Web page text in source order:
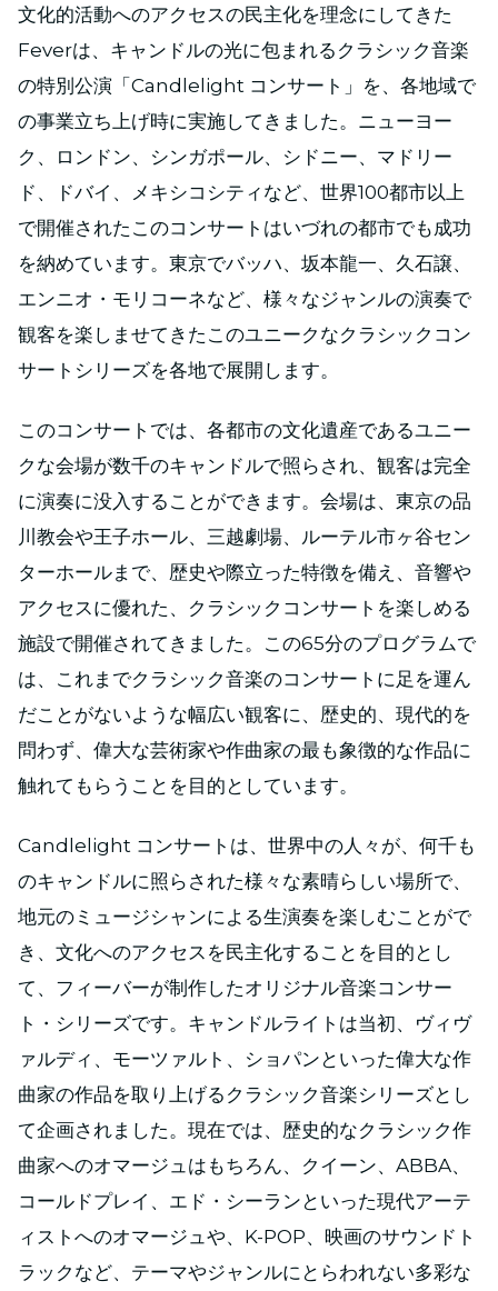
文化的活動へのアクセスの民主化を理念にしてきた
Feverは、キャンドルの光に包まれるクラシック音楽
の特別公演「Candlelight コンサート」を、各地域で
の事業立ち上げ時に実施してきました。ニューヨー
ク、ロンドン、シンガポール、シドニー、マドリー
ド、ドバイ、メキシコシティなど、世界100都市以上
で開催されたこのコンサートはいづれの都市でも成功
を納めています。東京でバッハ、坂本龍一、久石譲、
エンニオ・モリコーネなど、様々なジャンルの演奏で
観客を楽しませてきたこのユニークなクラシックコン
サートシリーズを各地で展開します。
このコンサートでは、各都市の文化遺産であるユニー
クな会場が数千のキャンドルで照らされ、観客は完全
に演奏に没入することができます。会場は、東京の品
川教会や王子ホール、三越劇場、ルーテル市ヶ谷セン
ターホールまで、歴史や際立った特徴を備え、音響や
アクセスに優れた、クラシックコンサートを楽しめる
施設で開催されてきました。この65分のプログラムで
は、これまでクラシック音楽のコンサートに足を運ん
だことがないような幅広い観客に、歴史的、現代的を
問わず、偉大な芸術家や作曲家の最も象徴的な作品に
触れてもらうことを目的としています。
Candlelight コンサートは、世界中の人々が、何千も
のキャンドルに照らされた様々な素晴らしい場所で、
地元のミュージシャンによる生演奏を楽しむことがで
き、文化へのアクセスを民主化することを目的とし
て、フィーバーが制作したオリジナル音楽コンサー
ト・シリーズです。キャンドルライトは当初、ヴィヴ
ァルディ、モーツァルト、ショパンといった偉大な作
曲家の作品を取り上げるクラシック音楽シリーズとし
て企画されました。現在では、歴史的なクラシック作
曲家へのオマージュはもちろん、クイーン、ABBA、
コールドプレイ、エド・シーランといった現代アーテ
ィストへのオマージュや、K-POP、映画のサウンドト
ラックなど、テーマやジャンルにとらわれない多彩な